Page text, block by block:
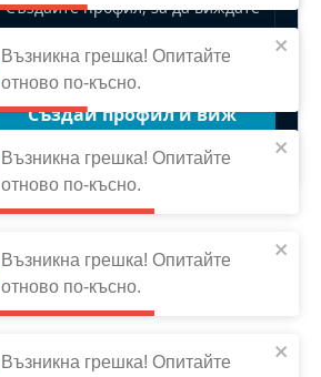
Създайте профил, за да виждате
персонализирани съвпадения.
Създай профил и виж
Възникна грешка! Опитайте
отново по-късно.
Възникна грешка! Опитайте
отново по-късно.
Възникна грешка! Опитайте
отново по-късно.
Възникна грешка! Опитайте